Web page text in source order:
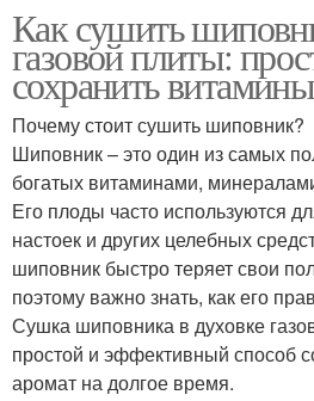
Как сушить
газовой плиты:
сохранить витамины
Почему стоит сушить шиповник?
Шиповник – это один из самых
богатых витаминами,
Его плоды часто используются
настоек и других целебных
шиповник быстро теряет свои
поэтому важно знать, как его
Сушка шиповника в духовке
простой и эффективный способ
аромат на долгое время.